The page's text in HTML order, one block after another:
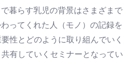
暮らす乳児の背景はさまざまで
ってくれた人（モノ）の記録を
性とどのように取り組んでいく
有していくセミナーとなってい